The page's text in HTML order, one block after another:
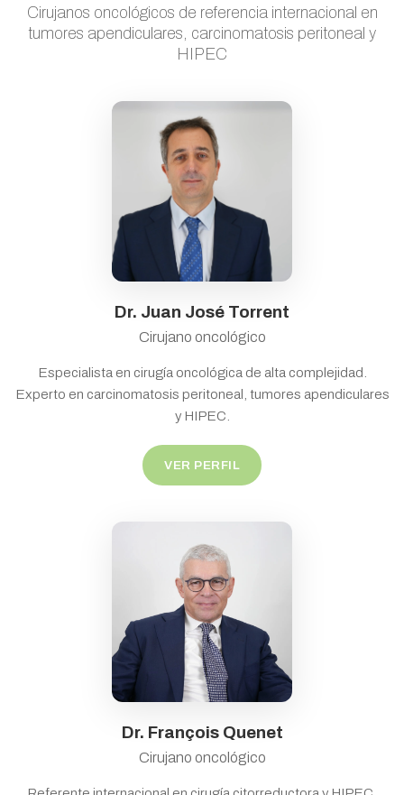
Cirujanos oncológicos de referencia internacional en
tumores apendiculares, carcinomatosis peritoneal y
HIPEC
Dr. Juan José Torrent
Cirujano oncológico
Especialista en cirugía oncológica de alta complejidad.
Experto en carcinomatosis peritoneal, tumores apendiculares
y HIPEC.
VER PERFIL
Dr. François Quenet
Cirujano oncológico